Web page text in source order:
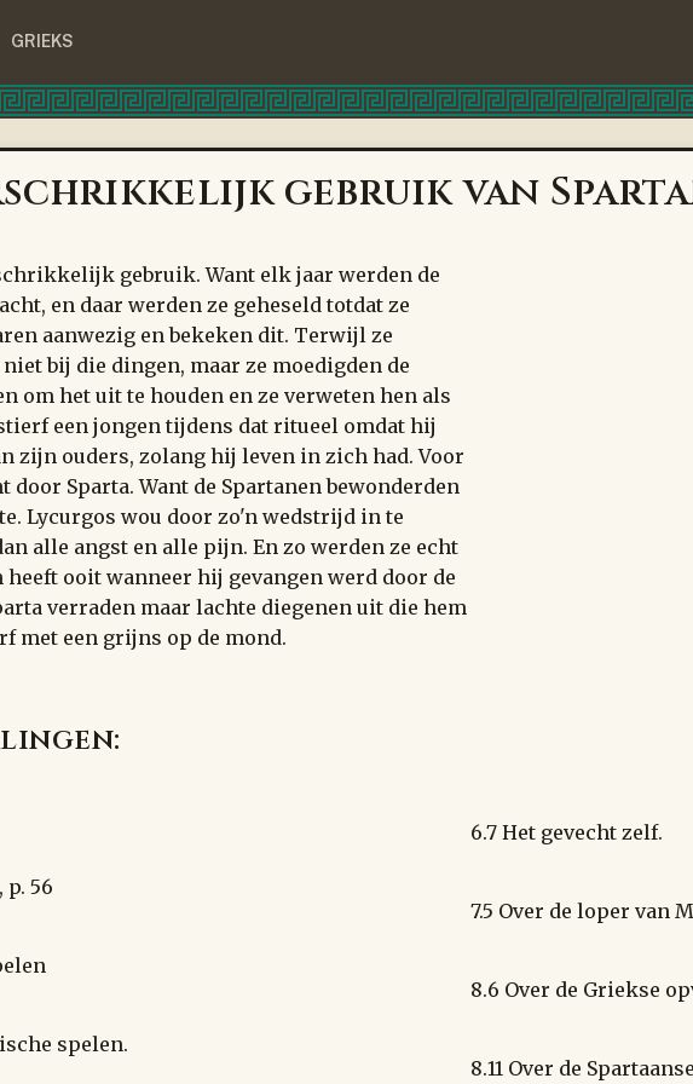
GRIEKS
gebruik van
gebruik. Want elk jaar werden de
en daar werden ze geheseld totdat ze
aanwezig en bekeken dit. Terwijl ze
bij die dingen, maar ze moedigden de
om het uit te houden en ze verweten hen als
een jongen tijdens dat ritueel omdat hij
zijn ouders, zolang hij leven in zich had. Voor
Sparta. Want de Spartanen bewonderden
Lycurgos wou door zo'n wedstrijd in te
alle angst en alle pijn. En zo werden ze echt
heeft ooit wanneer hij gevangen werd door de
verraden maar lachte diegenen uit die hem
met een grijns op de mond.
p. 56
spelen.
6.7 Het gevecht zelf.
7.5 Over de loper van
8.6 Over de Griekse
8.11 Over de